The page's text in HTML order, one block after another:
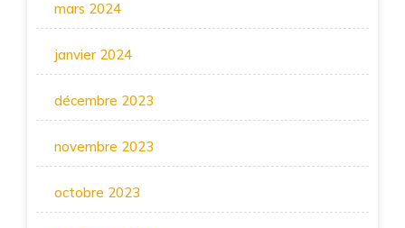
mars 2024
janvier 2024
décembre 2023
novembre 2023
octobre 2023